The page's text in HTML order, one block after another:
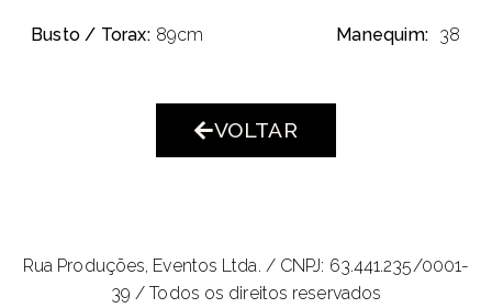
Busto / Torax: 89cm Manequim: 38
VOLTAR
Rua Produções, Eventos Ltda. / CNPJ: 63.441.235/0001-
39 / Todos os direitos reservados